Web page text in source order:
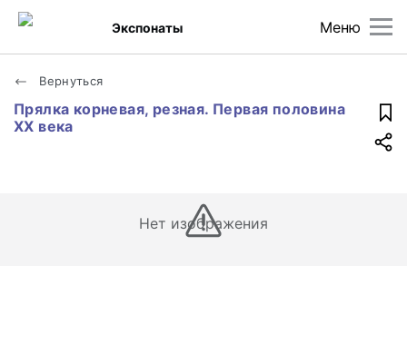
Меню
Экспонаты
Вернуться
Прялка корневая, резная. Первая половина
ХХ века
Нет изображения